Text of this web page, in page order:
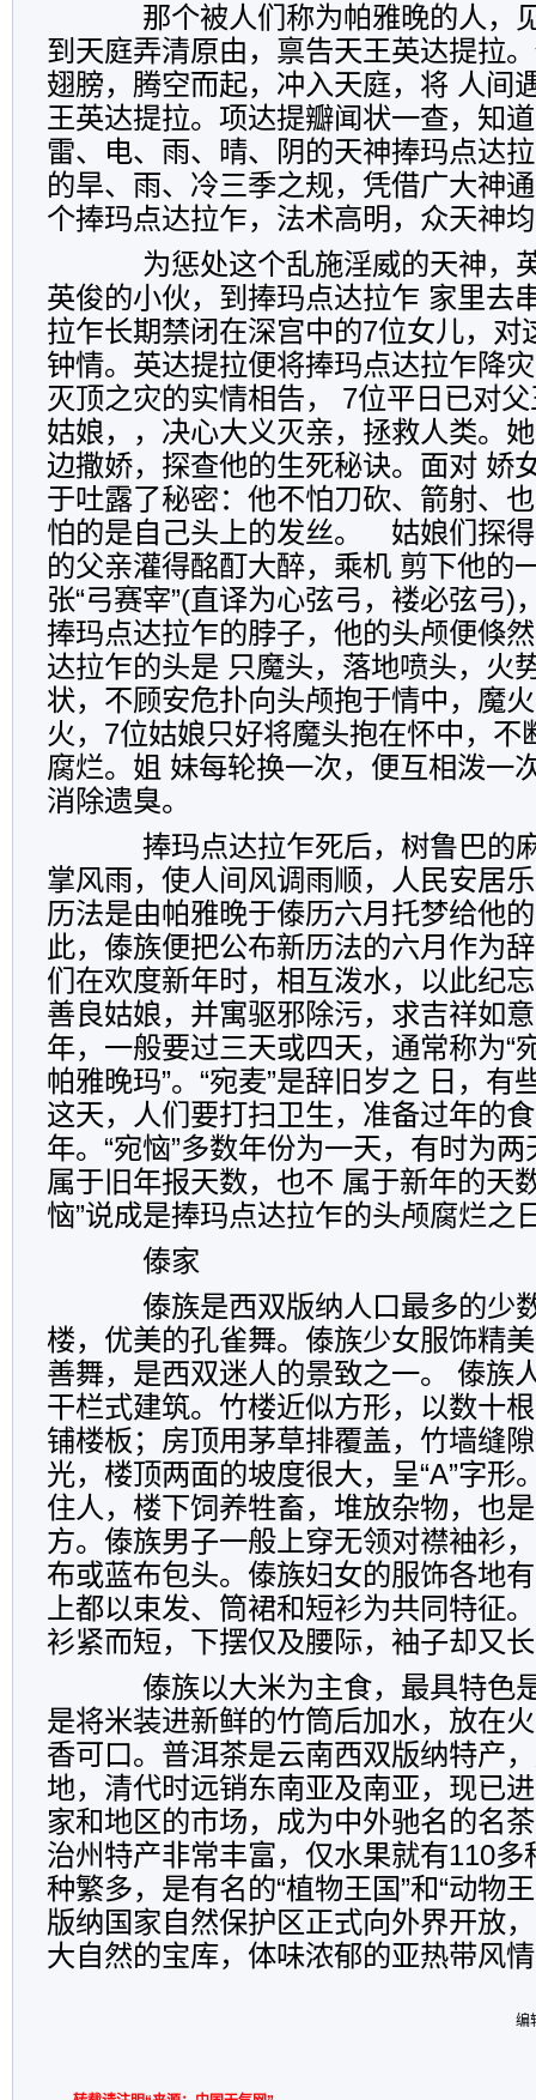
那个被人们称为帕雅晚的人，
到天庭弄清原由，禀告天王英达提拉
翅膀，腾空而起，冲入天庭，将 人间
王英达提拉。项达提瓣闻状一查，知
雷、电、雨、晴、阴的天神捧玛点达
的旱、雨、冷三季之规，凭借广大神
个捧玛点达拉乍，法术高明，众天神
为惩处这个乱施淫威的天神，
英俊的小伙，到捧玛点达拉乍 家里去
拉乍长期禁闭在深宫中的7位女儿，对
钟情。英达提拉便将捧玛点达拉乍降
灭顶之灾的实情相告， 7位平日已对
姑娘，，决心大义灭亲，拯救人类。
边撒娇，探查他的生死秘诀。面对 娇
于吐露了秘密：他不怕刀砍、箭射、
怕的是自己头上的发丝。 姑娘们探
的父亲灌得酩酊大醉，乘机 剪下他的
张“弓赛宰”(直译为心弦弓，褛必弦弓)
捧玛点达拉乍的脖子，他的头颅便倏
达拉乍的头是 只魔头，落地喷头，火
状，不顾安危扑向头颅抱于情中，魔
火，7位姑娘只好将魔头抱在怀中，不
腐烂。姐 妹每轮换一次，便互相泼一
消除遗臭。
捧玛点达拉乍死后，树鲁巴的
掌风雨，使人间风调雨顺，人民安居
历法是由帕雅晚于傣历六月托梦给他
此，傣族便把公布新历法的六月作为
们在欢度新年时，相互泼水，以此纪
善良姑娘，并寓驱邪除污，求吉祥如
年，一般要过三天或四天，通常称为“
帕雅晚玛”。“宛麦”是辞旧岁之 日，有
这天，人们要打扫卫生，准备过年的
年。“宛恼”多数年份为一天，有时为
属于旧年报天数，也不 属于新年的天
恼”说成是捧玛点达拉乍的头颅腐烂之
傣家
傣族是西双版纳人口最多的少
楼，优美的孔雀舞。傣族少女服饰精
善舞，是西双迷人的景致之一。 傣族
干栏式建筑。竹楼近似方形，以数十
铺楼板；房顶用茅草排覆盖，竹墙缝
光，楼顶两面的坡度很大，呈“A”字形
住人，楼下饲养牲畜，堆放杂物，也
方。傣族男子一般上穿无领对襟袖衫
布或蓝布包头。傣族妇女的服饰各地
上都以束发、筒裙和短衫为共同特征
衫紧而短，下摆仅及腰际，袖子却又
傣族以大米为主食，最具特色
是将米装进新鲜的竹筒后加水，放在
香可口。普洱茶是云南西双版纳特产
地，清代时远销东南亚及南亚，现已
家和地区的市场，成为中外驰名的名
治州特产非常丰富，仅水果就有110多
种繁多，是有名的“植物王国”和“动物
版纳国家自然保护区正式向外界开放
大自然的宝库，体味浓郁的亚热带风
编